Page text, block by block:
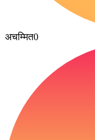
अचम्मित0